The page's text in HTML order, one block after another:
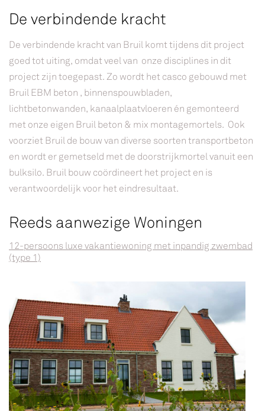
De verbindende kracht
De verbindende kracht van Bruil komt tijdens dit project
goed tot uiting, omdat veel van onze disciplines in dit
project zijn toegepast. Zo wordt het casco gebouwd met
Bruil EBM beton , binnenspouwbladen,
lichtbetonwanden, kanaalplaatvloeren én gemonteerd
met onze eigen Bruil beton & mix montagemortels. Ook
voorziet Bruil de bouw van diverse soorten transportbeton
en wordt er gemetseld met de doorstrijkmortel vanuit een
bulksilo. Bruil bouw coördineert het project en is
verantwoordelijk voor het eindresultaat.
Reeds aanwezige Woningen
12-persoons luxe vakantiewoning met inpandig zwembad
(type 1)